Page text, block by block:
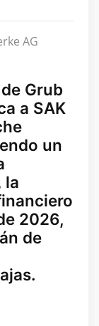
Grub
a SAK
un
la
2026,
de